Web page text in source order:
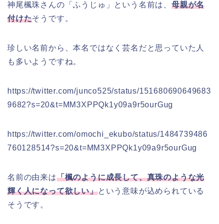
神尾楓珠さんの「ふうじゅ」という名前は、 母親が名
付けたそうです。
珍しい名前から、本名ではなく芸名だと思っていた人
も多いようですね。
https://twitter.com/junco525/status/151680690649683
9682?s=20&t=MM3XPPQk1y09a9r5ourGug
https://twitter.com/omochi_ekubo/status/1484739486
760128514?s=20&t=MM3XPPQk1y09a9r5ourGug
名前の由来は「楓のように成長して、真珠のような光
輝く人になって欲しい」という意味が込められている
そうです。